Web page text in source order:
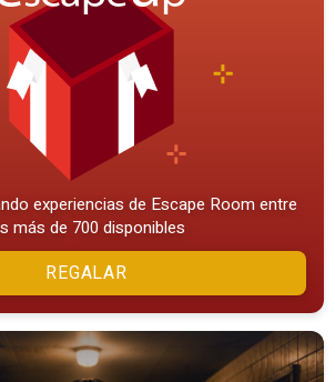
experiencias de Escape Room entre
más de 700 disponibles
REGALAR